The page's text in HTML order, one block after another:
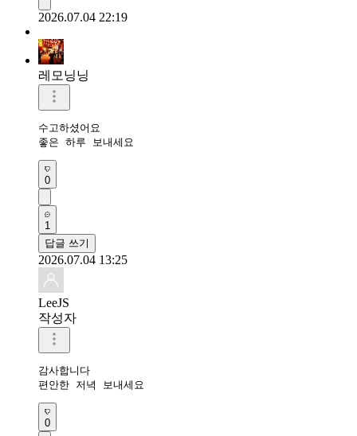
2026.07.04 22:19
레모닝닝
수고하셨어요
좋은 하루 보내세요
0
1
답글 쓰기
2026.07.04 13:25
LeeJS
작성자
감사합니다
편안한 저녁 보내세요
0